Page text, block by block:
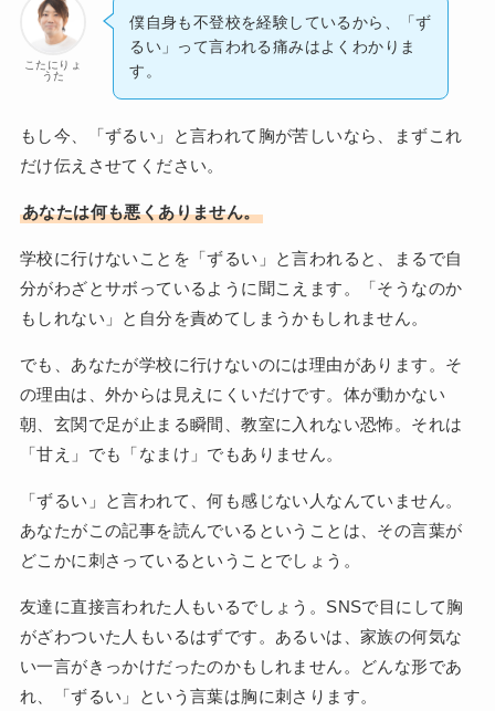
こたにりょ
うた
僕自身も不登校を経験しているから、「ず
るい」って言われる痛みはよくわかりま
す。
もし今、「ずるい」と言われて胸が苦しいなら、まずこれ
だけ伝えさせてください。
あなたは何も悪くありません。
学校に行けないことを「ずるい」と言われると、まるで自
分がわざとサボっているように聞こえます。「そうなのか
もしれない」と自分を責めてしまうかもしれません。
でも、あなたが学校に行けないのには理由があります。そ
の理由は、外からは見えにくいだけです。体が動かない
朝、玄関で足が止まる瞬間、教室に入れない恐怖。それは
「甘え」でも「なまけ」でもありません。
「ずるい」と言われて、何も感じない人なんていません。
あなたがこの記事を読んでいるということは、その言葉が
どこかに刺さっているということでしょう。
友達に直接言われた人もいるでしょう。SNSで目にして胸
がざわついた人もいるはずです。あるいは、家族の何気な
い一言がきっかけだったのかもしれません。どんな形であ
れ、「ずるい」という言葉は胸に刺さります。